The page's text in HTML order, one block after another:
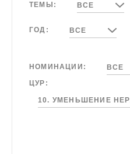
ТЕМЫ: ВСЕ
ГОД: ВСЕ
НОМИНАЦИИ:
ВСЕ
ЦУР:
10. УМЕНЬШЕНИЕ